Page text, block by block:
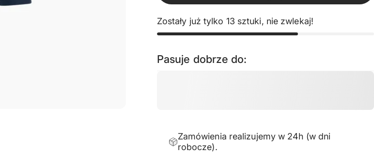
Zostały już tylko 13 sztuki, nie zwlekaj!
Pasuje dobrze do:
Zamówienia realizujemy w 24h (w dni
robocze).